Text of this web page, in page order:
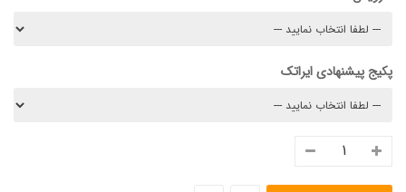
پکیج پیشنهادی ایراتک